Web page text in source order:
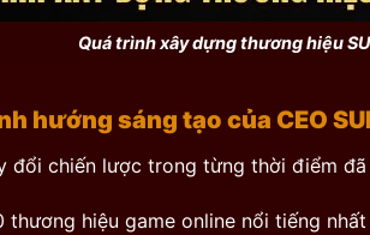
Quá trình xây dựng thương hiệu
hướng sáng tạo của CEO
đổi chiến lược trong từng thời điểm
hiệu game online nổi tiếng